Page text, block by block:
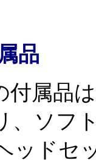
品
属品
、ソフ
ッドセ